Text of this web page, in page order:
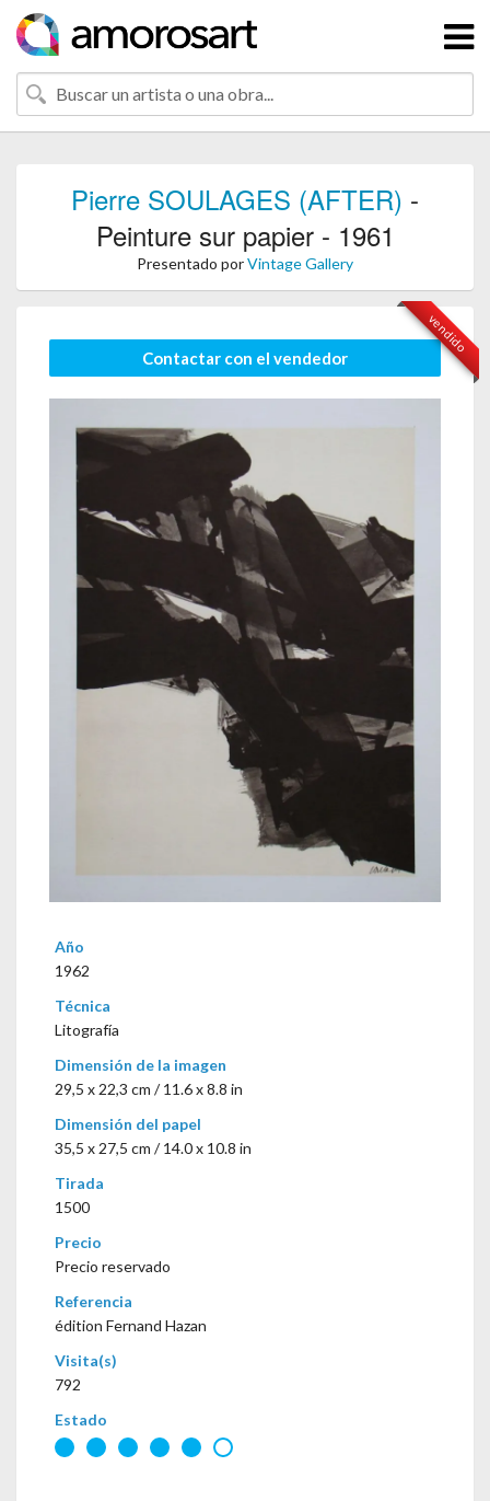
Pierre SOULAGES (AFTER) -
Peinture sur papier - 1961
Presentado porVintage Gallery
vendido
Contactar con el vendedor
Año
1962
Técnica
Litografía
Dimensión de la imagen
29,5 x 22,3 cm / 11.6 x 8.8 in
Dimensión del papel
35,5 x 27,5 cm / 14.0 x 10.8 in
Tirada
1500
Precio
Precio reservado
Referencia
édition Fernand Hazan
Visita(s)
792
Estado